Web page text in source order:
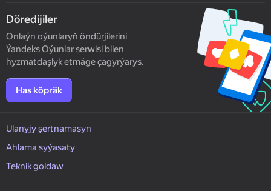
Döredijiler
Onlaýn oýunlaryň öndürjilerini
Ýandeks Oýunlar serwisi bilen
hyzmatdaşlyk etmäge çagyrýarys.
Has köpräk
Ulanyjy şertnamasyn
Ahlama syýasaty
Teknik goldaw